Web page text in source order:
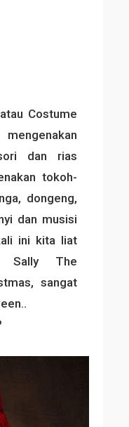
Costume
dan rias
tokoh-
dongeng,
dan musisi
ini kita liat
Sally The
sangat